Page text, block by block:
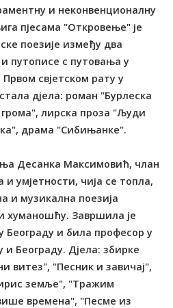
и неконвенционалну
пјесама "Откровење" је
поезије између два
и путописе с путовања у
свјетском рату у
дјела: роман "Бурлеска
лирска проза "Људи
драма "Сибињанке".
Десанка Максимовић, члан
и умјетности, чија се топла,
и музикална поезија
хуманошћу. Завршила је
Београду и била професор у
Београду. Дјела: збирке
витез", "Песник и завичај",
земље", "Тражим
времена", "Песме из